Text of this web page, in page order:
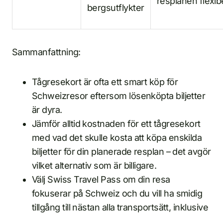
bergsutflykter
Sammanfattning:
Tågresekort är ofta ett smart köp för
Schweizresor eftersom lösenköpta biljetter
är dyra.
Jämför alltid kostnaden för ett tågresekort
med vad det skulle kosta att köpa enskilda
biljetter för din planerade resplan – det avgör
vilket alternativ som är billigare.
Välj Swiss Travel Pass om din resa
fokuserar på Schweiz och du vill ha smidig
tillgång till nästan alla transportsätt, inklusive